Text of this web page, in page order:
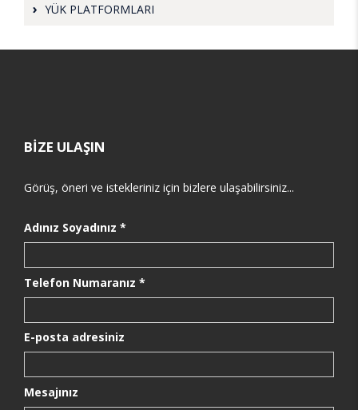
YÜK PLATFORMLARI
BİZE ULAŞIN
Görüş, öneri ve istekleriniz için bizlere ulaşabilirsiniz...
Adınız Soyadınız *
Telefon Numaranız *
E-posta adresiniz
Mesajınız